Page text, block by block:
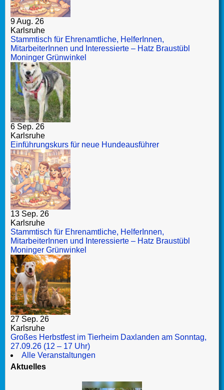
9 Aug. 26
Karlsruhe
Stammtisch für Ehrenamtliche, HelferInnen,
MitarbeiterInnen und Interessierte – Hatz Braustübl
Moninger Grünwinkel
6 Sep. 26
Karlsruhe
Einführungskurs für neue Hundeausführer
13 Sep. 26
Karlsruhe
Stammtisch für Ehrenamtliche, HelferInnen,
MitarbeiterInnen und Interessierte – Hatz Braustübl
Moninger Grünwinkel
27 Sep. 26
Karlsruhe
Großes Herbstfest im Tierheim Daxlanden am Sonntag,
27.09.26 (12 – 17 Uhr)
Alle Veranstaltungen
Aktuelles